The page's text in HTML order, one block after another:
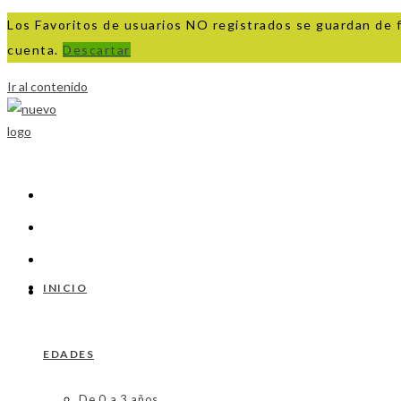
Los Favoritos de usuarios NO registrados se guardan
cuenta. Descartar
Ir al contenido
INICIO
EDADES